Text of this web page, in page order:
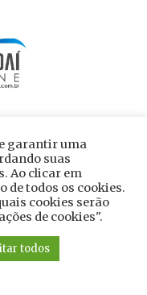
ao site
garantir uma
suas
Ao clicar em
de todos os cookies.
cookies serão
de cookies".
todos